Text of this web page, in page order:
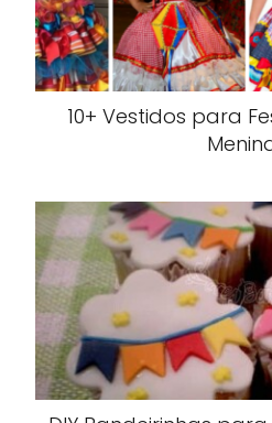
10+ Vestidos para